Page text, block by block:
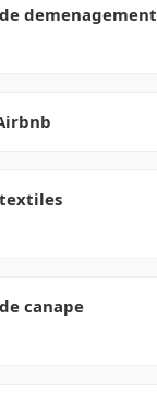
demenagement
canape